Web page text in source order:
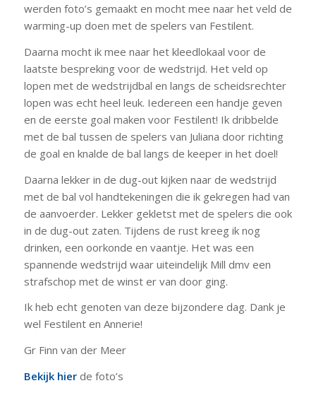
werden foto’s gemaakt en mocht mee naar het veld de
warming-up doen met de spelers van Festilent.
Daarna mocht ik mee naar het kleedlokaal voor de
laatste bespreking voor de wedstrijd. Het veld op
lopen met de wedstrijdbal en langs de scheidsrechter
lopen was echt heel leuk. Iedereen een handje geven
en de eerste goal maken voor Festilent! Ik dribbelde
met de bal tussen de spelers van Juliana door richting
de goal en knalde de bal langs de keeper in het doel!
Daarna lekker in de dug-out kijken naar de wedstrijd
met de bal vol handtekeningen die ik gekregen had van
de aanvoerder. Lekker gekletst met de spelers die ook
in de dug-out zaten. Tijdens de rust kreeg ik nog
drinken, een oorkonde en vaantje. Het was een
spannende wedstrijd waar uiteindelijk Mill dmv een
strafschop met de winst er van door ging.
Ik heb echt genoten van deze bijzondere dag. Dank je
wel Festilent en Annerie!
Gr Finn van der Meer
Bekijk hierde foto’s